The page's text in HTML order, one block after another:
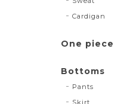
Cardigan
One piece
Bottoms
Pants
Skirt